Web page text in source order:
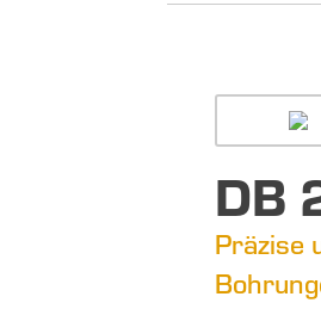
DB
Präzise